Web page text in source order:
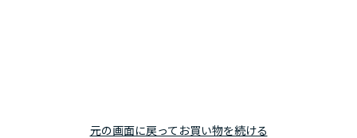
元の画面に戻ってお買い物を続ける